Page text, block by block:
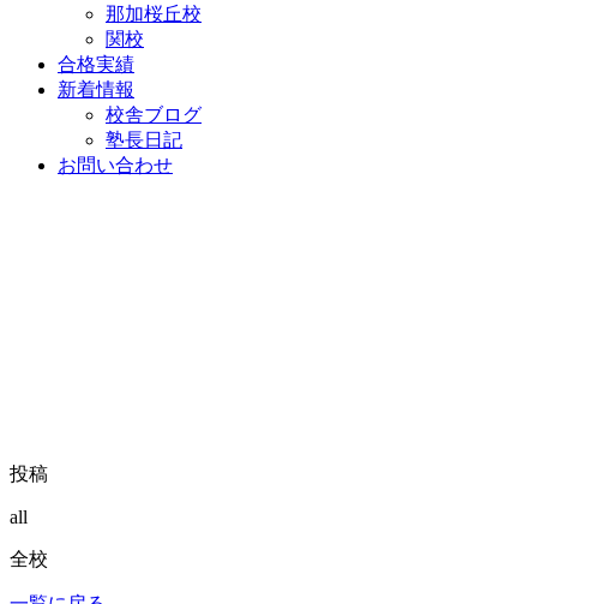
那加桜丘校
関校
合格実績
新着情報
校舎ブログ
塾長日記
お問い合わせ
投稿
all
全校